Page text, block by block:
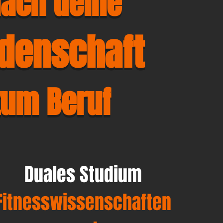
Beruf
Duales Studium